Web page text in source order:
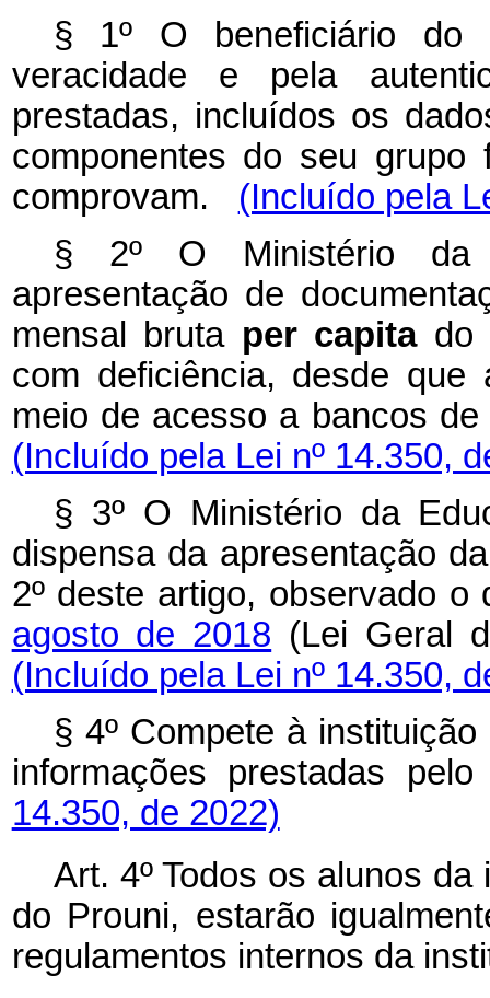
§ 1º O beneficiário do
veracidade e pela
prestadas, incluídos os
componentes do seu
comprovam.
(Incluído pela
§ 2º O Ministério da
apresentação de
mensal bruta per capitado
com deficiência, desde
meio de acesso a bancos
(Incluído pela Lei nº 14.350,
§ 3º O Ministério da
dispensa da apresentação
2º deste artigo, observado
agosto de 2018 (Lei Geral
(Incluído pela Lei nº 14.350,
§ 4º Compete à
informações prestadas pelo
14.350, de 2022)
Art. 4º Todos os alunos
do Prouni, estarão
regulamentos internos da